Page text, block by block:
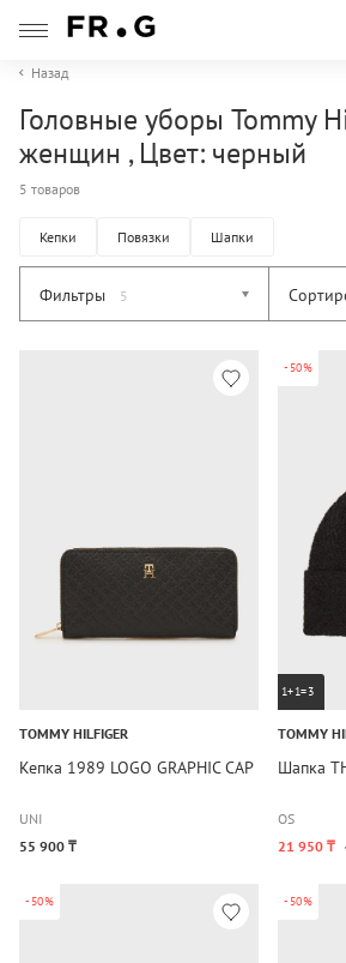
Назад
Головные уборы Tommy
женщин , Цвет: черный
5 товаров
Кепки Повязки Шапки
Фильтры 5
TOMMY HILFIGER
Кепка 1989 LOGO GRAPHIC CAP
UNI
55 900 ₸
-50%
1+1=3
TOMMY
Шапка
OS
21 950 ₸
-50% -50%